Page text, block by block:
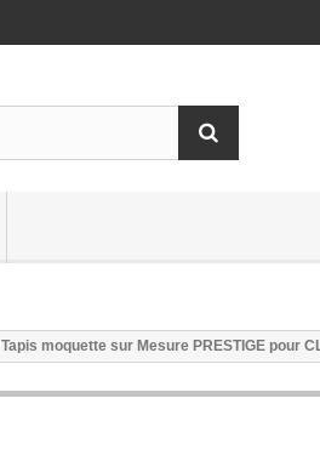
Tapis moquette sur Mesure PRESTIGE pour